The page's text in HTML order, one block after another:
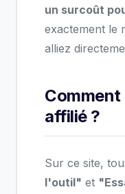
un surcoût
exactement le
alliez
affilié ?
Sur ce site,
l'outil" et